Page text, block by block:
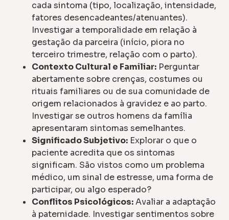
cada sintoma (tipo, localização, intensidade,
fatores desencadeantes/atenuantes).
Investigar a temporalidade em relação à
gestação da parceira (início, piora no
terceiro trimestre, relação com o parto).
Contexto Cultural e Familiar: Perguntar
abertamente sobre crenças, costumes ou
rituais familiares ou de sua comunidade de
origem relacionados à gravidez e ao parto.
Investigar se outros homens da família
apresentaram sintomas semelhantes.
Significado Subjetivo: Explorar o que o
paciente acredita que os sintomas
significam. São vistos como um problema
médico, um sinal de estresse, uma forma de
participar, ou algo esperado?
Conflitos Psicológicos:Avaliar a adaptação
à paternidade. Investigar sentimentos sobre